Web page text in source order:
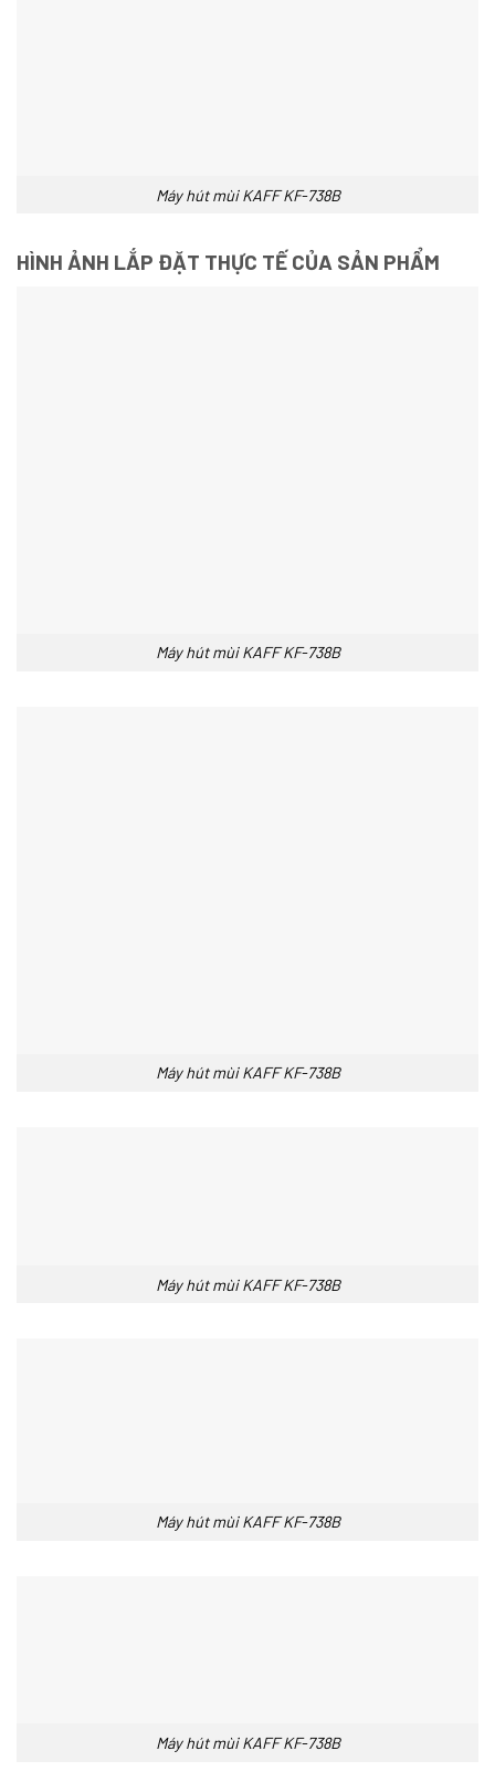
Máy hút mùi KAFF KF-738B
HÌNH ẢNH LẮP ĐẶT THỰC TẾ CỦA SẢN PHẨM
Máy hút mùi KAFF KF-738B
Máy hút mùi KAFF KF-738B
Máy hút mùi KAFF KF-738B
Máy hút mùi KAFF KF-738B
Máy hút mùi KAFF KF-738B